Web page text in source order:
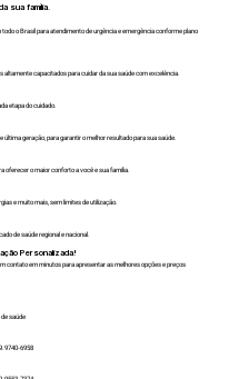
sua família.
o Brasil para atendimento de urgência e emergência conforme plano
capacitados para cuidar da sua saúde com excelência.
etapa do cuidado.
geração, para garantir o melhor resultado para sua saúde.
oferecer o maior conforto a você e sua família.
e muito mais, sem limites de utilização.
de saúde regional e nacional.
Personalizada!
contato em minutos para apresentar as melhores opções e preços
de saúde
6958